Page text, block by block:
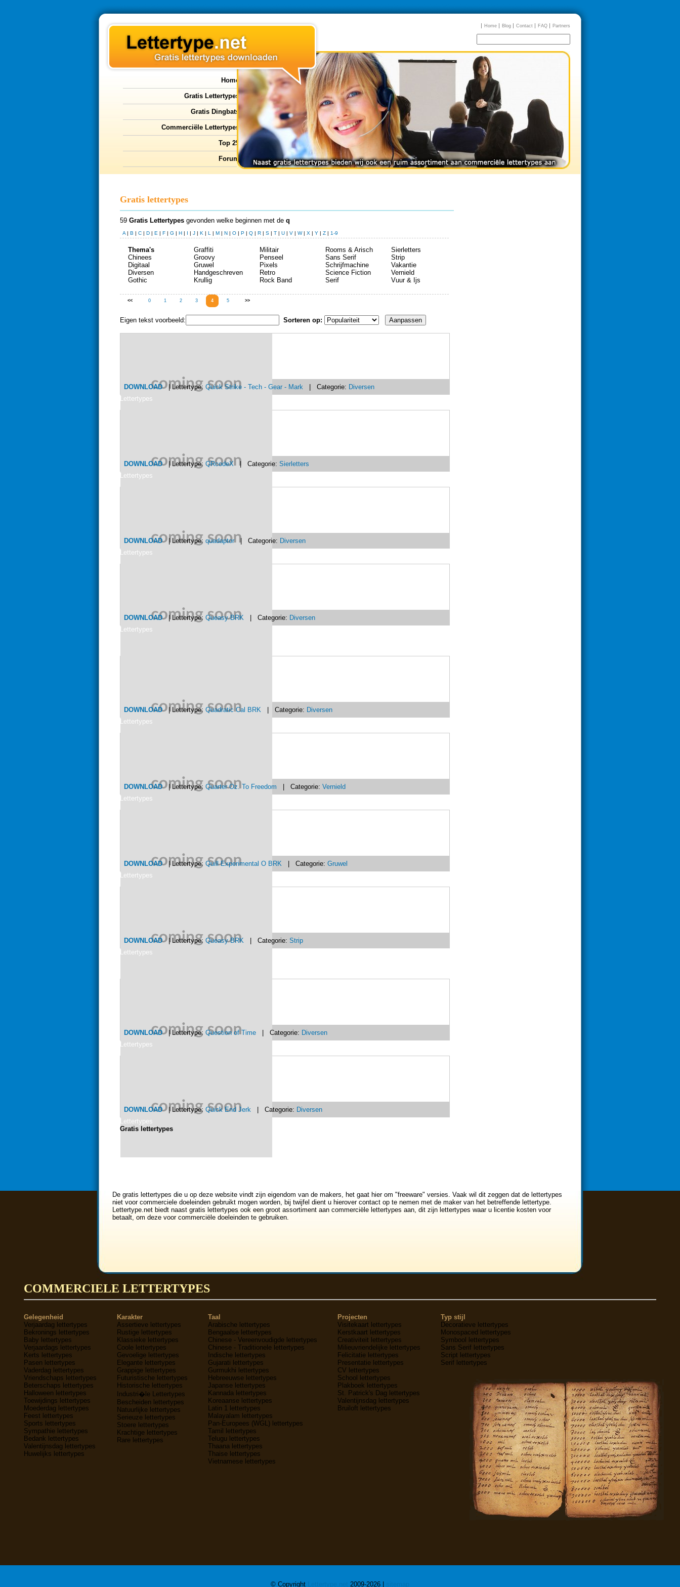
Home Blog Contact FAQ Partners
Home
Gratis Lettertypes
Gratis Dingbats
Commerciële Lettertypes
Top 25
Forum
Gratis lettertypes
59 Gratis Lettertypes gevonden welke beginnen met de q
A | B | C | D | E | F | G | H | I | J | K | L | M | N | O | P | Q | R | S | T | U | V | W| X | Y | Z | 1-9
Thema's
Chinees
Digitaal
Diversen
Gothic
Graffiti
Groovy
Gruwel
Handgeschreven
Krullig
Militair
Penseel
Pixels
Retro
Rock Band
Rooms & Arisch
Sans Serif
Schrijfmachine
Science Fiction
Serif
Sierletters
Strip
Vakantie
Vernield
Vuur & Ijs
<< 0 1 2 3 4 5 >>
Eigen tekst voorbeeld: Sorteren op:
DOWNLOAD| Lettertype: Quick Strike - Tech - Gear - Mark | Categorie: Diversen
Lettertypes
DOWNLOAD| Lettertype: QRcodeX| Categorie: Sierletters
Lettertypes
DOWNLOAD| Lettertype: quadaptor| Categorie: Diversen
Lettertypes
DOWNLOAD| Lettertype: Queasy BRK | Categorie: Diversen
Lettertypes
DOWNLOAD| Lettertype: Quadratic Cal BRK | Categorie: Diversen
Lettertypes
DOWNLOAD| Lettertype: Quarter Oz. To Freedom | Categorie: Vernield
Lettertypes
DOWNLOAD| Lettertype: Quill Experimental O BRK | Categorie: Gruwel
Lettertypes
DOWNLOAD| Lettertype: Queasy BRK | Categorie: Strip
Lettertypes
DOWNLOAD| Lettertype: Question of Time | Categorie: Diversen
Lettertypes
DOWNLOAD| Lettertype: Quick End Jerk | Categorie: Diversen
Lettertypes
Gratis lettertypes
De gratis lettertypes die u op deze website vindt zijn eigendom van de makers, het gaat hier om "freeware" versies. Vaak wil dit zeggen dat de lettertypes
niet voor commerciele doeleinden gebruikt mogen worden, bij twijfel dient u hierover contact op te nemen met de maker van het betreffende lettertype.
Lettertype.net biedt naast gratis lettertypes ook een groot assortiment aan commerciële lettertypes aan, dit zijn lettertypes waar u licentie kosten voor
betaalt, om deze voor commerciële doeleinden te gebruiken.
COMMERCIELE LETTERTYPES
Gelegenheid
Verjaardag lettertypes
Bekronings lettertypes
Baby lettertypes
Verjaardags lettertypes
Kerts lettertypes
Pasen lettertypes
Vaderdag lettertypes
Vriendschaps lettertypes
Beterschaps lettertypes
Halloween lettertypes
Toewijdings lettertypes
Moederdag lettertypes
Feest lettertypes
Sports lettertypes
Sympathie lettertypes
Bedank lettertypes
Valentijnsdag lettertypes
Huwelijks lettertypes
Karakter
Assertieve lettertypes
Rustige lettertypes
Klassieke lettertypes
Coole lettertypes
Gevoelige lettertypes
Elegante lettertypes
Grappige lettertypes
Futuristische lettertypes
Historische lettertypes
Industri�le Lettertypes
Bescheiden lettertypes
Natuurlijke lettertypes
Serieuze lettertypes
Stoere lettertypes
Krachtige lettertypes
Rare lettertypes
Taal
Arabische lettertypes
Bengaalse lettertypes
Chinese - Vereenvoudigde lettertypes
Chinese - Traditionele lettertypes
Indische lettertypes
Gujarati lettertypes
Gurmukhi lettertypes
Hebreeuwse lettertypes
Japanse lettertypes
Kannada lettertypes
Koreaanse lettertypes
Latin 1 lettertypes
Malayalam lettertypes
Pan-Europees (WGL) lettertypes
Tamil lettertypes
Telugu lettertypes
Thaana lettertypes
Thaise lettertypes
Vietnamese lettertypes
Projecten
Visitekaart lettertypes
Kerstkaart lettertypes
Creativiteit lettertypes
Milieuvriendelijke lettertypes
Felicitatie lettertypes
Presentatie lettertypes
CV lettertypes
School lettertypes
Plakboek lettertypes
St. Patrick's Dag lettertypes
Valentijnsdag lettertypes
Bruiloft lettertypes
Typ stijl
Decoratieve lettertypes
Monospaced lettertypes
Symbool lettertypes
Sans Serif lettertypes
Script lettertypes
Serif lettertypes
© Copyright 2009-2026 |